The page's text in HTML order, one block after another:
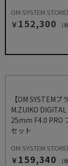
OM SYSTEM
￥152,300 (
【OM SYSTEMブ
M.ZUIKO
25mm F4.0 PRO
セット
OM SYSTEM
￥159,340 (